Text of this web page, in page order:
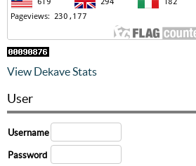
View Dekave Stats
User
Username
Password